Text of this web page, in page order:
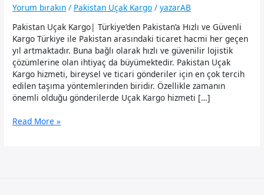
Yorum bırakın / Pakistan Uçak Kargo /yazarAB
Pakistan Uçak Kargo| Türkiye’den Pakistan’a Hızlı ve Güvenli
Kargo Türkiye ile Pakistan arasındaki ticaret hacmi her geçen
yıl artmaktadır. Buna bağlı olarak hızlı ve güvenilir lojistik
çözümlerine olan ihtiyaç da büyümektedir. Pakistan Uçak
Kargo hizmeti, bireysel ve ticari gönderiler için en çok tercih
edilen taşıma yöntemlerinden biridir. Özellikle zamanın
önemli olduğu gönderilerde Uçak Kargo hizmeti […]
Pakistan
Read More »